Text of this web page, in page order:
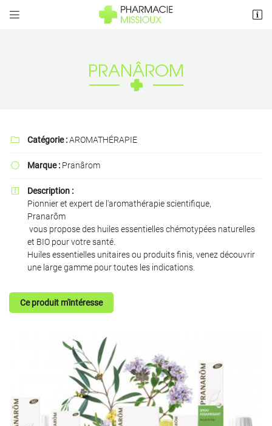
 
Adresse email de réception
Recopier le code ci-contre
Rafraîchir le captcha
l'adresse email indiqué ci-dessus. Vous pouvez vous désinscrire à tout moment en
le formulaire de désinscription
Inscription
PRANÂROM
 Catégorie :AROMATHÉRAPIE
 Marque : Pranârom

Description :
Pionnier et expert de l'aromathérapie scientifique,
Pranarôm
vous propose des huiles essentielles chémotypées naturelles
et BIO pour votre santé.
Huiles essentielles unitaires ou produits finis, venez découvrir
une large gamme pour toutes les indications.
Ce produit m'intéresse